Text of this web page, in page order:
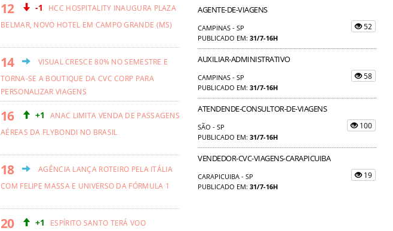
-1
HCC HOSPITALITY INAUGURA PLAZA
BELMAR, NOVO HOTEL EM CAMPO GRANDE (MS)
VISUAL CRESCE 80% NO SEMESTRE E
TORNA-SE A BOUTIQUE DA CVC CORP PARA
PERSONALIZAR VIAGENS
+1
ANAC LIMITA VENDA DE PASSAGENS
AÉREAS DA FLYBONDI NO BRASIL
AGÊNCIA LANÇA ROTEIRO PELA ITÁLIA
COM FELIPE MASSA E UNIVERSO DA FÓRMULA 1
+1
ESPÍRITO SANTO TERÁ VOO
AGENTE-DE-VIAGENS
CAMPINAS - SP
PUBLICADO EM: 31/7-16H
52
AUXILIAR-ADMINISTRATIVO
CAMPINAS - SP
PUBLICADO EM: 31/7-16H
58
ATENDENDE-CONSULTOR-DE-VIAGENS
SÃO - SP
PUBLICADO EM: 31/7-16H
100
VENDEDOR-CVC-VIAGENS-CARAPICUIBA
CARAPICUIBA - SP
PUBLICADO EM: 31/7-16H
19